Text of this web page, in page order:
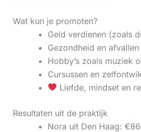
Wat kun je promoten?
Geld verdienen (zoals
Gezondheid en afvallen
Hobby’s zoals muziek
Cursussen en
Liefde, mindset en
Resultaten uit de praktijk
Nora uit Den Haag: